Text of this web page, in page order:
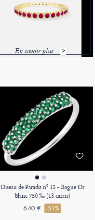
En savoir plus
Oiseau de Paradis nº 13 - Bague Or
blanc 750 ‰ (18 carats)
640 € -51%